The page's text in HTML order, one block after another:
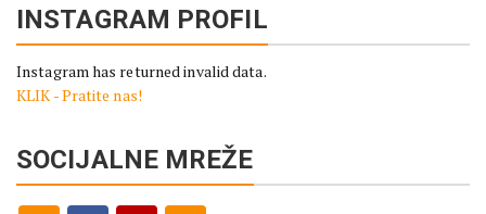
INSTAGRAM PROFIL
Instagram has returned invalid data.
KLIK - Pratite nas!
SOCIJALNE MREŽE